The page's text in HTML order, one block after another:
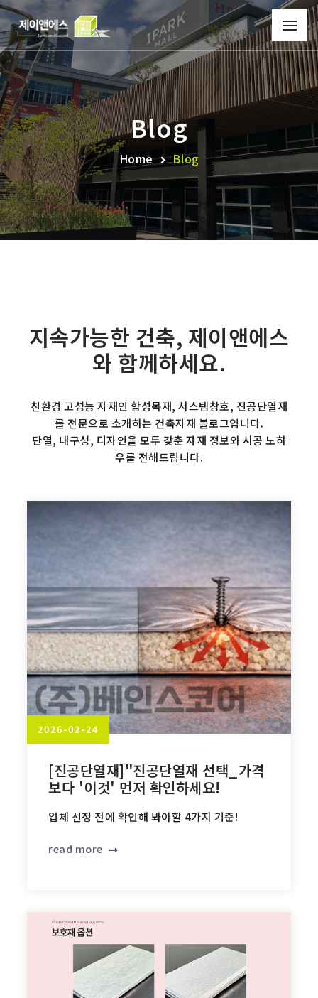
Blog
Home Blog
지속가능한 건축, 제이앤에스
와 함께하세요.
친환경 고성능 자재인 합성목재, 시스템창호, 진공단열재
를 전문으로 소개하는 건축자재 블로그입니다.
단열, 내구성, 디자인을 모두 갖춘 자재 정보와 시공 노하
우를 전해드립니다.
2026-02-24
[진공단열재]"진공단열재 선택_가격
보다 '이것' 먼저 확인하세요!
업체 선정 전에 확인해 봐야할 4가지 기준!
read more